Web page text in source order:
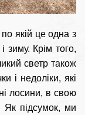
якій це одна з
зиму. Крім того,
светр також
і недоліки, які
лосини, в свою
Як підсумок, ми